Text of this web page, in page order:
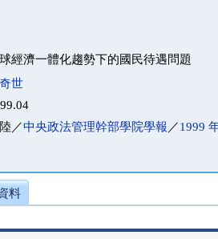
經濟一體化趨勢下的國民待遇問題
世
／中央政法管理幹部學院學報 ／1999
料